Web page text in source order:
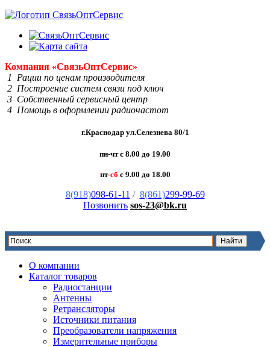
Компания «СвязьОптСервис»
1 Рации по ценам производителя
2 Построение систем связи под ключ
3 Собственный сервисный центр
4 Помощь в оформлении радиочастот
г.Краснодар ул.Селезнева 80/1
пн-чт с 8.00 до 19.00
пт-сб с 9.00 до 18.00
8(918)098-61-11 / 8(861)299-99-69
Позвонить sos-23@bk.ru
О компании
Каталог товаров
Радиостанции
Антенны
Ретрансляторы
Источники питания
Преобразователи напряжения
Измерительные приборы